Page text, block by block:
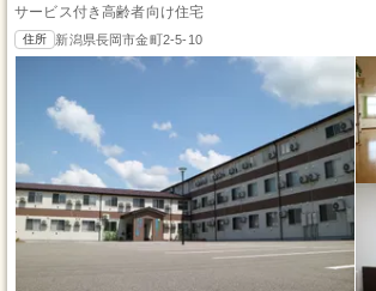
サービス付き高齢者向け住宅
住所 新潟県長岡市金町2-5-10